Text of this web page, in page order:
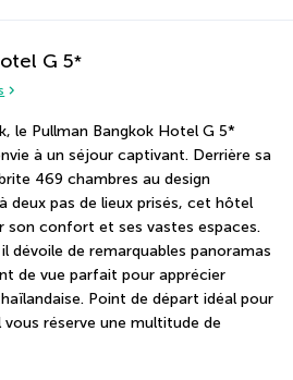
G 5*
le Pullman Bangkok Hotel G 5*
à un séjour captivant. Derrière sa
469 chambres au design
deux pas de lieux prisés, cet hôtel
son confort et ses vastes espaces.
dévoile de remarquables panoramas
de vue parfait pour apprécier
Point de départ idéal pour
réserve une multitude de